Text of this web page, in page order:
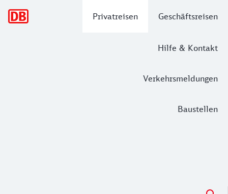
Privatreisen Geschäftsreisen
Hilfe & Kontakt
Verkehrsmeldungen
Baustellen